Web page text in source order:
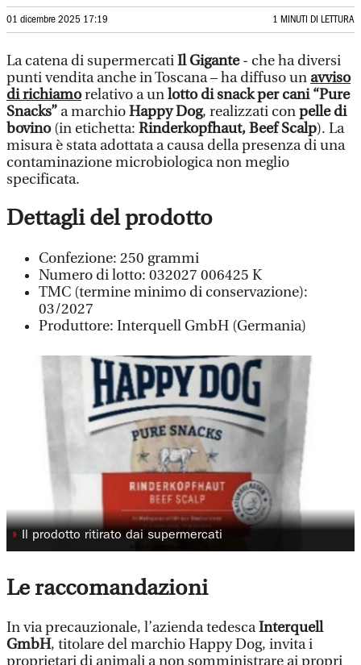
01 dicembre 2025 17:19 1 MINUTI DI LETTURA
La catena di supermercatiIl Gigante- che ha diversi
punti vendita anche in Toscana – ha diffuso un avviso
di richiamorelativo a unlotto di snack per cani “Pure
Snacks” a marchioHappy Dog, realizzati conpelle di
bovino(in etichetta: Rinderkopfhaut, Beef Scalp). La
misura è stata adottata a causa della presenza di una
contaminazione microbiologica non meglio
specificata.
Dettagli del prodotto
Confezione: 250 grammi
Numero di lotto: 032027 006425 K
TMC (termine minimo di conservazione):
03/2027
Produttore: Interquell GmbH (Germania)
◗ Il prodotto ritirato dai supermercati
Le raccomandazioni
In via precauzionale, l’azienda tedescaInterquell
GmbH, titolare del marchio Happy Dog, invita i